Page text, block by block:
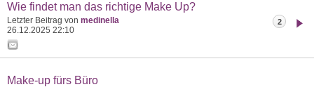
Wie findet man das richtige Make Up?
Letzter Beitrag von medinella
26.12.2025 22:10
2
Make-up fürs Büro